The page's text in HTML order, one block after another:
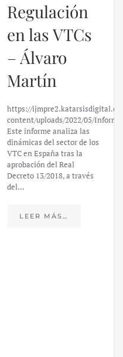
Regulación
en las VTCs
– Álvaro
Martín
https://
content/uploads/2022/05/
Este informe analiza las
dinámicas del sector de los
VTC en España tras la
aprobación del Real
Decreto 13/2018, a través
del…
LEER MÁS…